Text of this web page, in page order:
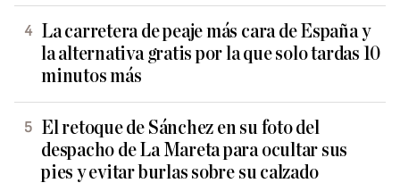
La carretera de peaje más cara de España y
la alternativa gratis por la que solo tardas 10
minutos más
El retoque de Sánchez en su foto del
despacho de La Mareta para ocultar sus
pies y evitar burlas sobre su calzado